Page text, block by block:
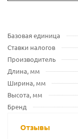
Базовая единица
Ставки налогов
Производитель
Длина, мм
Ширина, мм
Высота, мм
Бренд
Отзывы